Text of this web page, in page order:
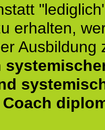
erhalten,
Ausbildung